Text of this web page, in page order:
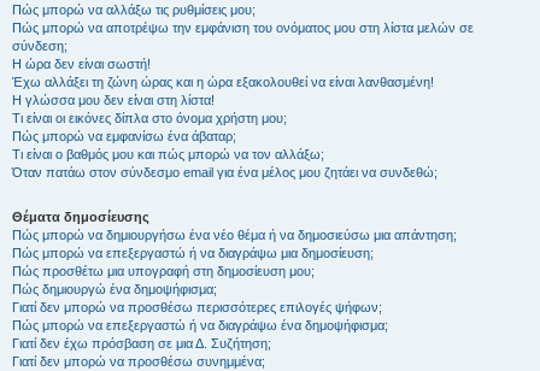
Πώς μπορώ να αλλάξω τις ρυθμίσεις μου;
Πώς μπορώ να αποτρέψω την εμφάνιση του ονόματος μου στη λίστα μελών σε
σύνδεση;
Η ώρα δεν είναι σωστή!
Έχω αλλάξει τη ζώνη ώρας και η ώρα εξακολουθεί να είναι λανθασμένη!
Η γλώσσα μου δεν είναι στη λίστα!
Τι είναι οι εικόνες δίπλα στο όνομα χρήστη μου;
Πώς μπορώ να εμφανίσω ένα άβαταρ;
Τι είναι ο βαθμός μου και πώς μπορώ να τον αλλάξω;
Όταν πατάω στον σύνδεσμο email για ένα μέλος μου ζητάει να συνδεθώ;
Θέματα δημοσίευσης
Πώς μπορώ να δημιουργήσω ένα νέο θέμα ή να δημοσιεύσω μια απάντηση;
Πώς μπορώ να επεξεργαστώ ή να διαγράψω μια δημοσίευση;
Πώς προσθέτω μια υπογραφή στη δημοσίευση μου;
Πώς δημιουργώ ένα δημοψήφισμα;
Γιατί δεν μπορώ να προσθέσω περισσότερες επιλογές ψήφων;
Πώς μπορώ να επεξεργαστώ ή να διαγράψω ένα δημοψήφισμα;
Γιατί δεν έχω πρόσβαση σε μια Δ. Συζήτηση;
Γιατί δεν μπορώ να προσθέσω συνημμένα;